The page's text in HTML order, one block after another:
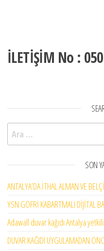
İLETİŞİM No :
Arama:
SON
ANTALYA’DA İTHAL ALMAN VE
YSN GOFRİ KABARTMALI DİJİTAL
Adawall duvar kağıdı Antalya
DUVAR KAĞIDI UYGULAMADAN